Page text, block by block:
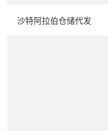
沙特阿拉伯仓储代发